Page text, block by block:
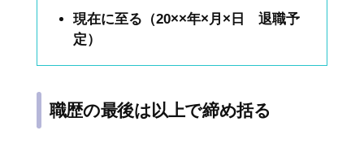
現在に至る（20××年×月×日 退職予
定）
職歴の最後は以上で締め括る